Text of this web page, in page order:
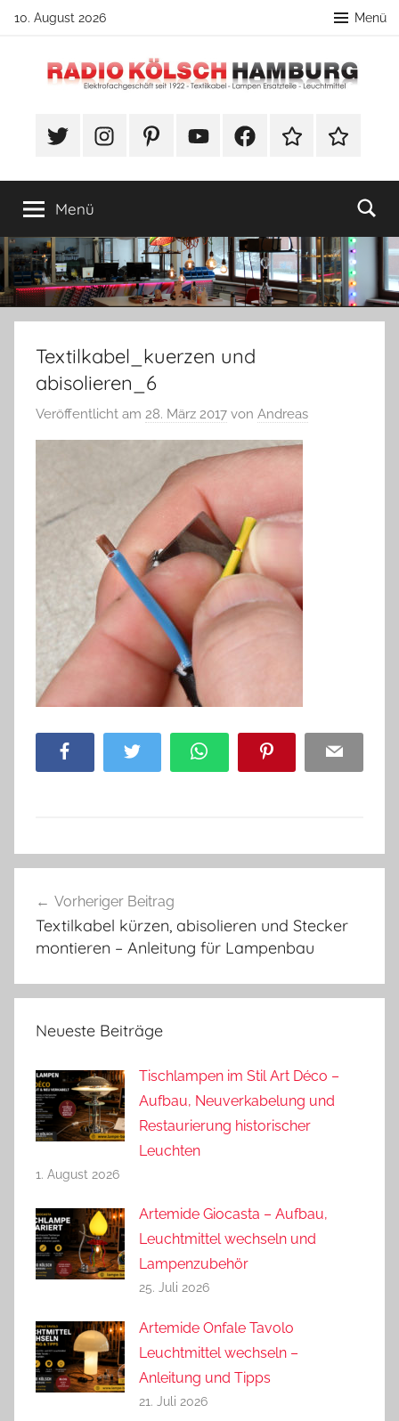
Zum
springen
10. August 2026 Menü
Radio
Hamburg
Lampenbau
#TwitterInstagramPinterestYouTubeFacebookTikTok Webshop
Menü
Textilkabel_kuerzen und
abisolieren_6
Veröffentlicht am 28. März 2017 von Andreas
Facebook Twitter WhatsApp Pinterest Email
Vorheriger Beitrag
Textilkabel kürzen, abisolieren und Stecker
montieren – Anleitung für Lampenbau
Neueste Beiträge
Tischlampen im Stil Art Déco –
Aufbau, Neuverkabelung und
Restaurierung historischer
Leuchten
1. August 2026
Artemide Giocasta – Aufbau,
Leuchtmittel wechseln und
Lampenzubehör
25. Juli 2026
Artemide Onfale Tavolo
Leuchtmittel wechseln –
Anleitung und Tipps
21. Juli 2026